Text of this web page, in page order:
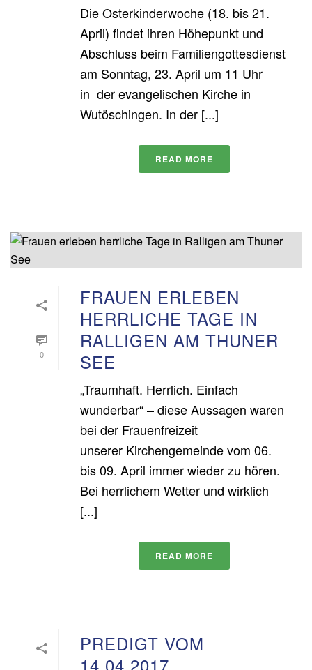
Die Osterkinderwoche (18. bis 21.
April) findet ihren Höhepunkt und
Abschluss beim Familiengottesdienst
am Sonntag, 23. April um 11 Uhr
in der evangelischen Kirche in
Wutöschingen. In der [...]
READ MORE
0
FRAUEN ERLEBEN
HERRLICHE TAGE IN
RALLIGEN AM THUNER
SEE
„Traumhaft. Herrlich. Einfach
wunderbar“ – diese Aussagen waren
bei der Frauenfreizeit
unserer Kirchengemeinde vom 06.
bis 09. April immer wieder zu hören.
Bei herrlichem Wetter und wirklich
[...]
READ MORE
PREDIGT VOM
14.04.2017